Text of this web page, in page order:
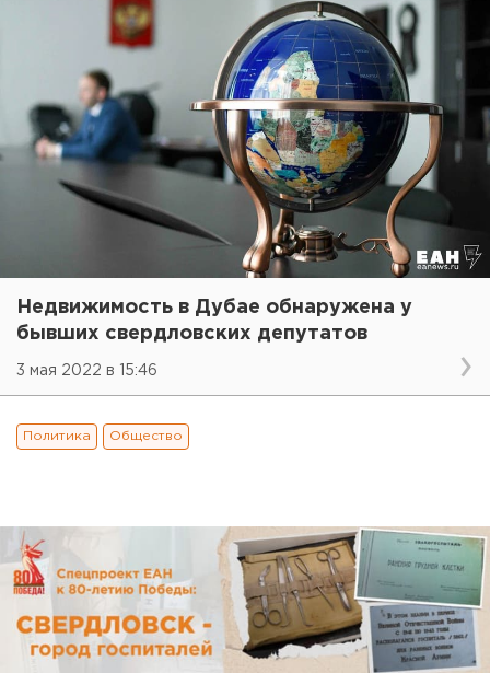
Недвижимость в Дубае обнаружена у
бывших свердловских депутатов
3 мая 2022 в 15:46
Политика Общество